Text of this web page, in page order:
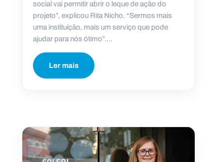
social vai permitir abrir o leque de ação do
projeto”, explicou Rita Nicho. “Sermos mais
uma instituição, mais um serviço que pode
ajudar para nós ótimo”....
Ler mais